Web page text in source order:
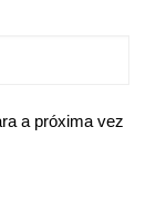
a próxima vez